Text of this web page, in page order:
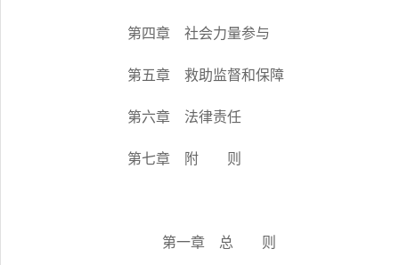
第四章 社会力量参与
第五章 救助监督和保障
第六章 法律责任
第七章 附 则
第一章 总 则